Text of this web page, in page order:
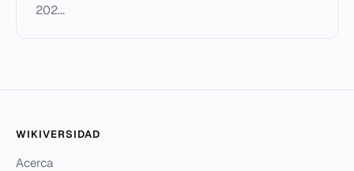
202...
WIKIVERSIDAD
Acerca